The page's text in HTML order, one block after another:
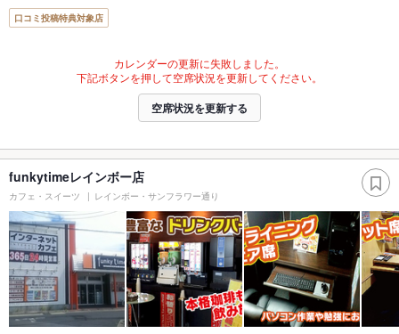
口コミ投稿特典対象店
カレンダーの更新に失敗しました。
下記ボタンを押して空席状況を更新してください。
空席状況を更新する
funkytimeレインボー店
カフェ・スイーツ レインボー・サンフラワー通り